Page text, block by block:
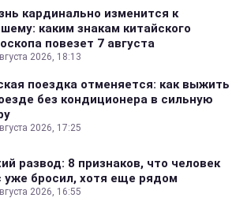
кардинально изменится к
каким знакам китайского
повезет 7 августа
2026, 18:13
поездка отменяется: как выжить
без кондиционера в сильную
2026, 17:25
развод: 8 признаков, что человек
уже бросил, хотя еще рядом
2026, 16:55